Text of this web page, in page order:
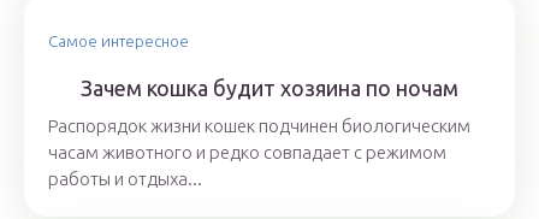
Самое интересное
Зачем кошка будит хозяина по ночам
Распорядок жизни кошек подчинен биологическим
часам животного и редко совпадает с режимом
работы и отдыха...